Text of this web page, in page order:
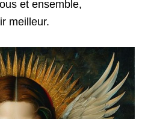
et ensemble,
meilleur.